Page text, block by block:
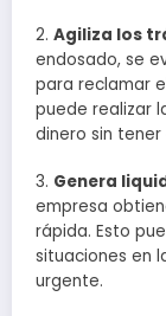
2. Agiliza los
endosado, se
para reclamar
puede realizar
dinero sin
3. Genera
empresa
rápida. Esto
situaciones en
urgente.